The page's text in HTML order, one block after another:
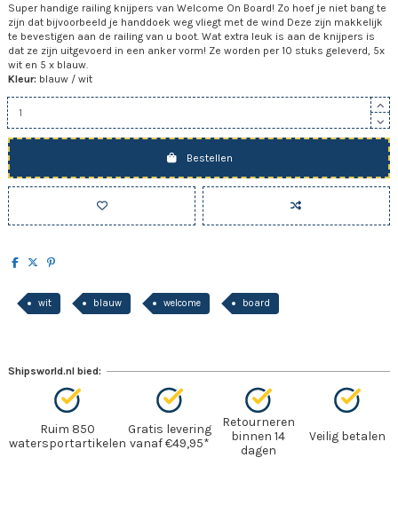
Super handige railing knijpers van Welcome On Board! Zo hoef je niet bang te
zijn dat bijvoorbeeld je handdoek weg vliegt met de wind Deze zijn makkelijk
te bevestigen aan de railing van u boot. Wat extra leuk is aan de knijpers is
dat ze zijn uitgevoerd in een anker vorm! Ze worden per 10 stuks geleverd, 5x
wit en 5 x blauw.
Kleur: blauw / wit
Bestellen
wit blauw welcome board
Shipsworld.nl bied:
Ruim 850
watersportartikelen
Gratis levering
vanaf €49,95*
Retourneren
binnen 14
dagen
Veilig betalen